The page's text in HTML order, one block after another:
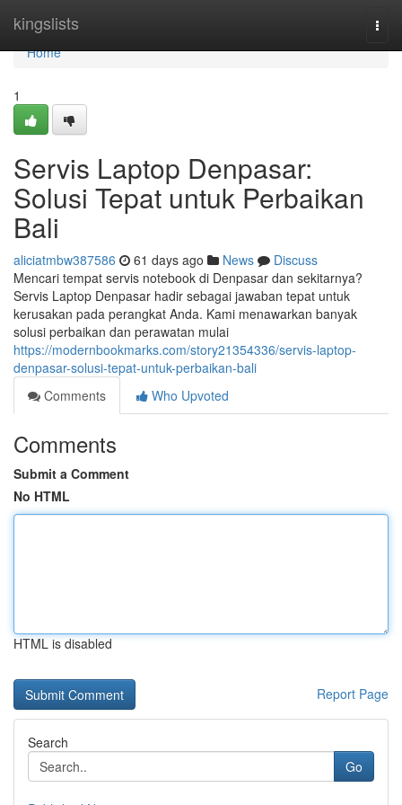
kingslists
Home
Home
1
Servis Laptop Denpasar:
Solusi Tepat untuk Perbaikan
Bali
aliciatmbw387586 61 days ago News
Discuss
Mencari tempat servis notebook di Denpasar dan sekitarnya?
Servis Laptop Denpasar hadir sebagai jawaban tepat untuk
kerusakan pada perangkat Anda. Kami menawarkan banyak
solusi perbaikan dan perawatan mulai
https://modernbookmarks.com/story21354336/servis-laptop-
denpasar-solusi-tepat-untuk-perbaikan-bali
Comments
Who Upvoted
Comments
Submit a Comment
No HTML
HTML is disabled
Report Page
Search
Go